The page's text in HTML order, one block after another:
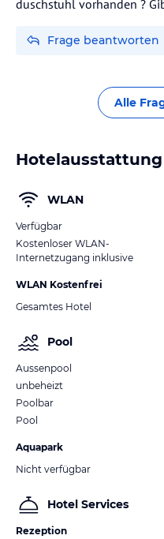
duschstuhl vorhanden ?
Frage beantworten
Alle
WLAN
Verfügbar
Kostenloser WLAN-
Internetzugang inklusive
WLAN Kostenfrei
Gesamtes Hotel
Pool
Aussenpool
unbeheizt
Poolbar
Pool
Aquapark
Nicht verfügbar
Hotel Services
Rezeption